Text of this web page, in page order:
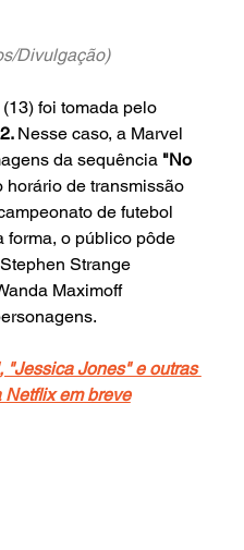
Divulgação)
foi tomada pelo
Nesse caso, a Marvel
da sequência "No
horário de transmissão
de futebol
forma, o público pôde
Strange
Maximoff
"Jessica Jones" e outras
em breve